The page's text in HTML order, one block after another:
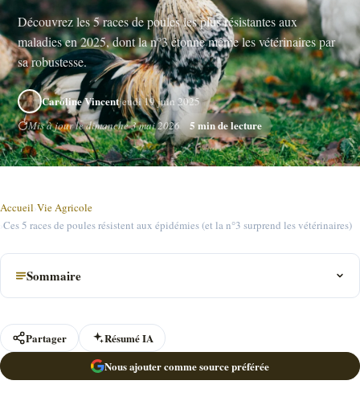
Découvrez les 5 races de poules les plus résistantes aux
maladies en 2025, dont la n°3 étonne même les vétérinaires par
sa robustesse.
Caroline Vincentjeudi 19 juin 2025
Mis à jour le dimanche 3 mai 2026
5 min de lecture
Accueil›Vie Agricole
›Ces 5 races de poules résistent aux épidémies (et la n°3 surprend les vétérinaires)
Sommaire
Partager
Résumé IA
Nous ajouter comme source préférée